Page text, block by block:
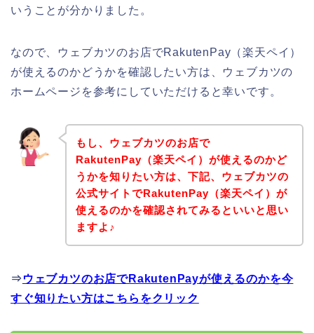
いうことが分かりました。
なので、ウェブカツのお店でRakutenPay（楽天ペイ）
が使えるのかどうかを確認したい方は、ウェブカツの
ホームページを参考にしていただけると幸いです。
もし、ウェブカツのお店で
RakutenPay（楽天ペイ）が使えるのかど
うかを知りたい方は、下記、ウェブカツの
公式サイトでRakutenPay（楽天ペイ）が
使えるのかを確認されてみるといいと思い
ますよ♪
⇒ ウェブカツのお店でRakutenPayが使えるのかを今
すぐ知りたい方はこちらをクリック